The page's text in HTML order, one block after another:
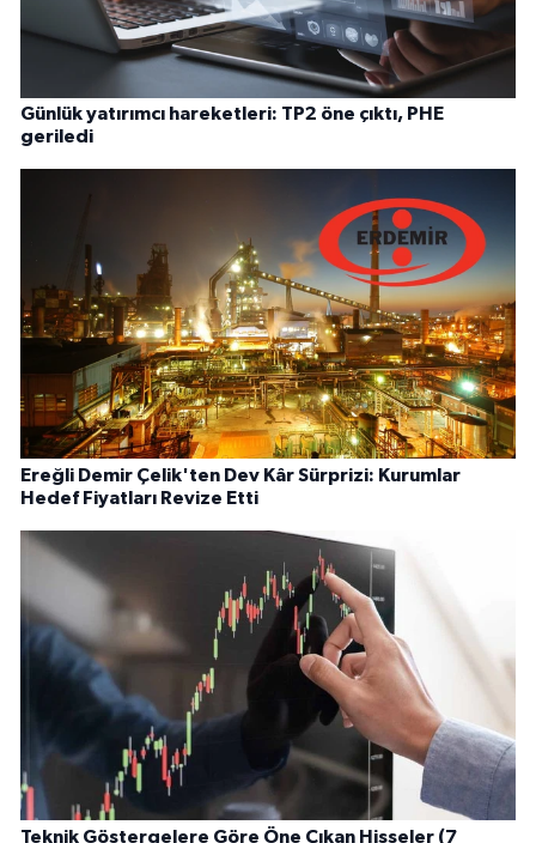
Günlük yatırımcı hareketleri: TP2 öne çıktı, PHE
geriledi
Ereğli Demir Çelik'ten Dev Kâr Sürprizi: Kurumlar
Hedef Fiyatları Revize Etti
Teknik Göstergelere Göre Öne Çıkan Hisseler (7